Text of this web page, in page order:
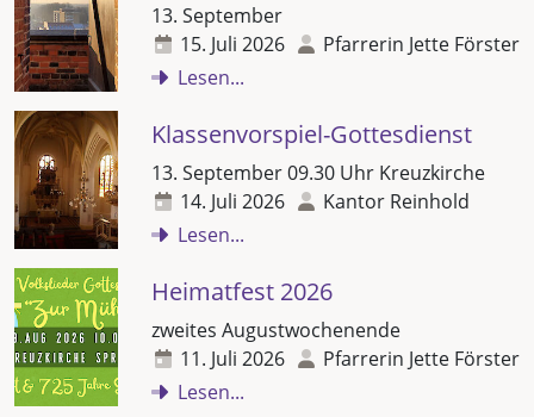
13. September
15. Juli 2026
Pfarrerin Jette Förster
Lesen...
Klassenvorspiel-Gottesdienst
13. September 09.30 Uhr Kreuzkirche
14. Juli 2026
Kantor Reinhold
Lesen...
Heimatfest 2026
zweites Augustwochenende
11. Juli 2026
Pfarrerin Jette Förster
Lesen...